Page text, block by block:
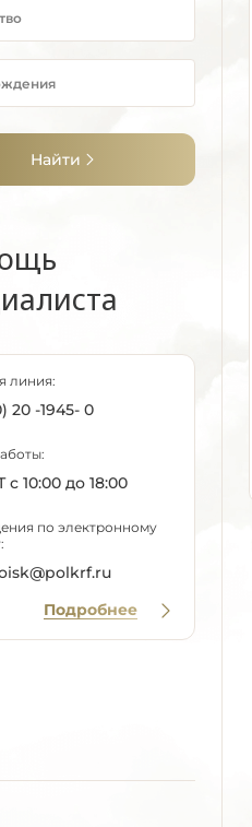
Найти
линия:
20 -1945- 0
10:00 до 18:00
по электронному
Подробнее